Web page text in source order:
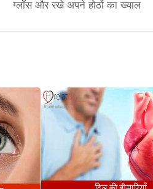
ग्लॉस और रखे अपने होठों का ख्याल